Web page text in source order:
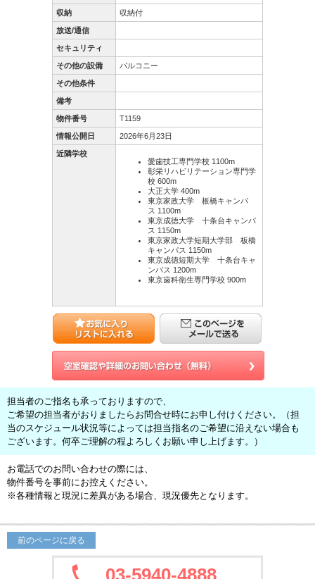
収納 収納付
放送/通信
セキュリティ
その他の設備 バルコニー
その他条件
備考
物件番号 T1159
情報公開日 2026年6月23日
近隣学校
愛歯技工専門学校 1100m
彰栄リハビリテーション専門学
校 600m
大正大学 400m
東京家政大学 板橋キャンパ
ス 1100m
東京成徳大学 十条台キャンパ
ス 1150m
東京家政大学短期大学部 板橋
キャンパス 1150m
東京成徳短期大学 十条台キャ
ンパス 1200m
東京歯科衛生専門学校 900m
担当者のご指名も承っておりますので、
ご希望の担当者がおりましたらお問合せ時にお申し付けください。（担
当のスケジュール状況等によっては担当指名のご希望に沿えない場合も
ございます。何卒ご理解の程よろしくお願い申し上げます。）
お電話でのお問い合わせの際には、
物件番号を事前にお控えください。
※各種情報と現況に差異がある場合、現況優先となります。
前のページに戻る
03-5940-4888